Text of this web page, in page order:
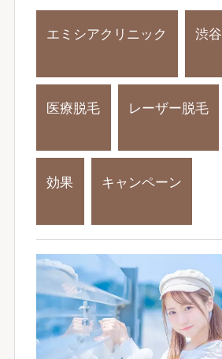
エミシアクリニック 渋谷
医療脱毛 レーザー脱毛
効果 キャンペーン